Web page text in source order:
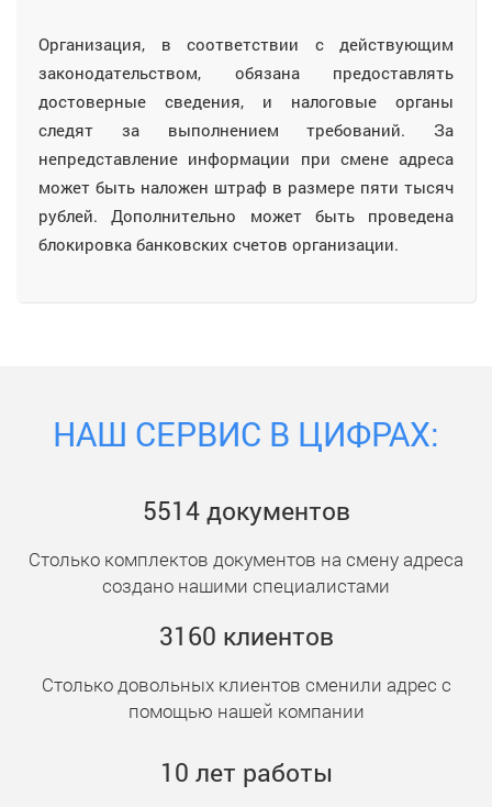
Организация, в соответствии с действующим
законодательством, обязана предоставлять
достоверные сведения, и налоговые органы
следят за выполнением требований. За
непредставление информации при смене адреса
может быть наложен штраф в размере пяти тысяч
рублей. Дополнительно может быть проведена
блокировка банковских счетов организации.
НАШ СЕРВИС В ЦИФРАХ:
5514документов
Столько комплектов документов на смену адреса
создано нашими специалистами
3160 клиентов
Столько довольных клиентов сменили адрес с
помощью нашей компании
10 лет работы